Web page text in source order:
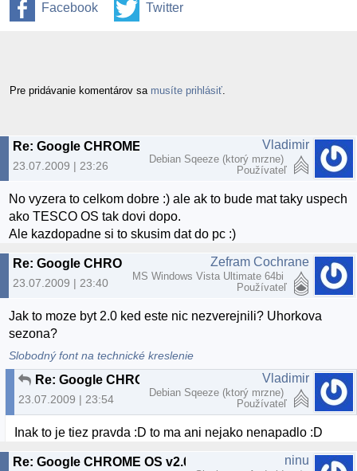
Facebook Twitter
Pre pridávanie komentárov sa musíte prihlásiť
23.07.2009 | 23:26
Vladimir
Debian Sqeeze (ktorý mrzne)
Používateľ
No vyzera to celkom dobre :) ale ak to bude mat taky uspech
ako TESCO OS tak dovi dopo.
Ale kazdopadne si to skusim dat do pc :)
23.07.2009 | 23:40
Zefram Cochrane
MS Windows Vista Ultimate 64bi
Používateľ
Jak to moze byt 2.0 ked este nic nezverejnili? Uhorkova
sezona?
Slobodný font na technické kreslenie
23.07.2009 | 23:54
Vladimir
Debian Sqeeze (ktorý mrzne)
Používateľ
Inak to je tiez pravda :D to ma ani nejako nenapadlo :D
ninu